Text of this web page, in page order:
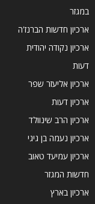
במגזר
ארכיון חדשות הברנז'ה
ארכיון נקודה יהודית
דעות
ארכיון אליעזר שפר
ארכיון דעות
ארכיון הרב שינוולד
ארכיון נעמה בן גיגי
ארכיון עמיעד טאוב
חדשות המגזר
ארכיון בארץ